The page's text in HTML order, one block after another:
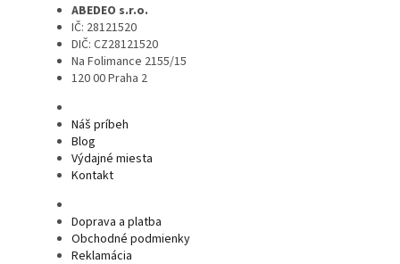
ABEDEO s.r.o.
IČ: 28121520
DIČ: CZ28121520
Na Folimance 2155/15
120 00 Praha 2
Náš príbeh
Blog
Výdajné miesta
Kontakt
Doprava a platba
Obchodné podmienky
Reklamácia